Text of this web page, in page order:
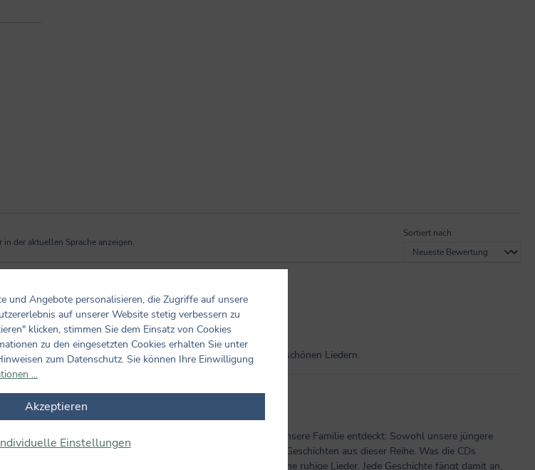
in der aktuellen Sprache anzeigen.
Sortiert nach
5 Sternen
CD mit zwei...
Zum Einschlafen oder für zwischendurch. Mit echt schönen Liedern.
Wir haben jetzt in der Corona-Zeit...
Corona-Zeit diese wunderbaren Gute-Nacht-Geschichten für unsere Familie entdeckt: Sowohl unsere jüngere
auch die Große (6 Jahre) hören nun abends zum Einschlafen die Geschichten aus dieser Reihe. Was die CDs
enthält zwei unterschiedliche Geschichten und mehrere sehr schöne ruhige Lieder. Jede Geschichte fängt damit an,
und Angebote personalisieren, die Zugriffe auf unsere
auf unserer Website stetig verbessern zu
klicken, stimmen Sie dem Einsatz von Cookies
zu den eingesetzten Cookies erhalten Sie unter
zum Datenschutz. Sie können Ihre Einwilligung
...
Akzeptieren
Einstellungen